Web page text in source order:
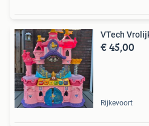
VTech
€ 45,00
Rijkevoort